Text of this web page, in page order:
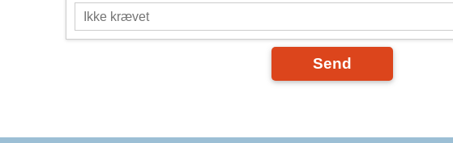
Send